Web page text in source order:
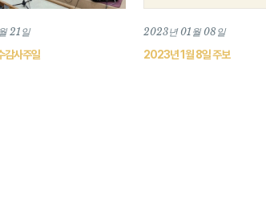
21일
감사주일
2023년 01월 08일
2023년 1월 8일 주보